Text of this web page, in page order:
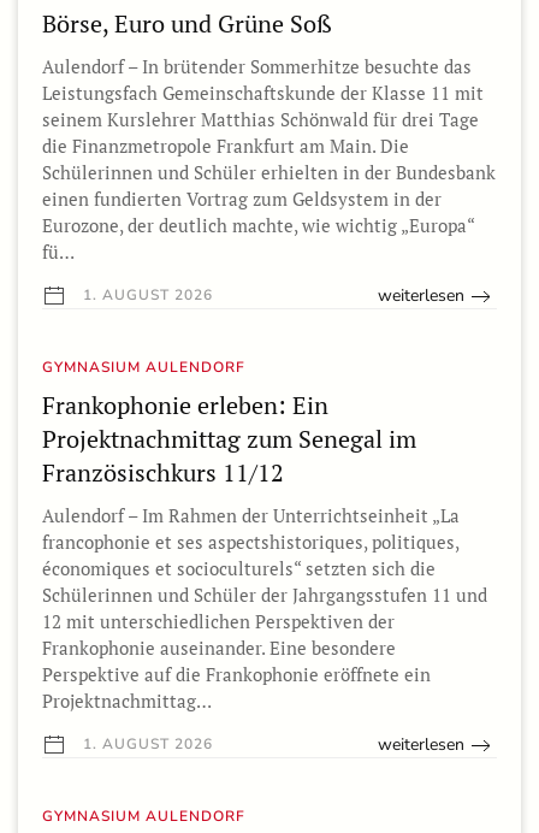
Börse, Euro und Grüne Soß
Aulendorf – In brütender Sommerhitze besuchte das
Leistungsfach Gemeinschaftskunde der Klasse 11 mit
seinem Kurslehrer Matthias Schönwald für drei Tage
die Finanzmetropole Frankfurt am Main. Die
Schülerinnen und Schüler erhielten in der Bundesbank
einen fundierten Vortrag zum Geldsystem in der
Eurozone, der deutlich machte, wie wichtig „Europa“
fü…
1. AUGUST 2026 weiterlesen
GYMNASIUM AULENDORF
Frankophonie erleben: Ein
Projektnachmittag zum Senegal im
Französischkurs 11/12
Aulendorf – Im Rahmen der Unterrichtseinheit „La
francophonie et ses aspectshistoriques, politiques,
économiques et socioculturels“ setzten sich die
Schülerinnen und Schüler der Jahrgangsstufen 11 und
12 mit unterschiedlichen Perspektiven der
Frankophonie auseinander. Eine besondere
Perspektive auf die Frankophonie eröffnete ein
Projektnachmittag…
1. AUGUST 2026 weiterlesen
GYMNASIUM AULENDORF